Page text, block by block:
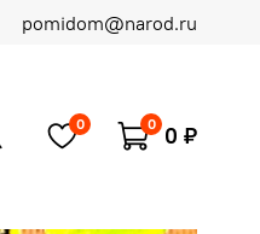
pomidom@narod.ru
0 0 0 ₽